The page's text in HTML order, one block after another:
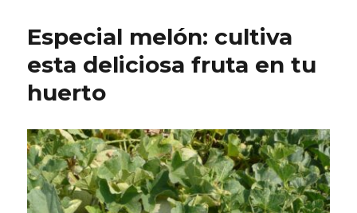
Especial melón: cultiva
esta deliciosa fruta en tu
huerto